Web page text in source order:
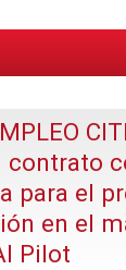
contrato
para el
en el
Pilot